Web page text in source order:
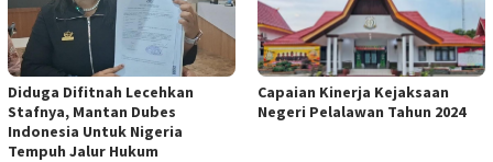
Diduga Difitnah Lecehkan
Stafnya, Mantan Dubes
Indonesia Untuk Nigeria
Tempuh Jalur Hukum
Capaian Kinerja Kejaksaan
Negeri Pelalawan Tahun 2024